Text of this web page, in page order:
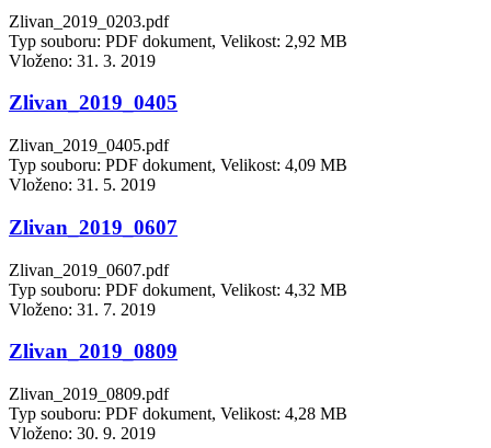
Zlivan_2019_0203.pdf
Typ souboru: PDF dokument, Velikost: 2,92 MB
Vloženo: 31. 3. 2019
Zlivan_2019_0405
Zlivan_2019_0405.pdf
Typ souboru: PDF dokument, Velikost: 4,09 MB
Vloženo: 31. 5. 2019
Zlivan_2019_0607
Zlivan_2019_0607.pdf
Typ souboru: PDF dokument, Velikost: 4,32 MB
Vloženo: 31. 7. 2019
Zlivan_2019_0809
Zlivan_2019_0809.pdf
Typ souboru: PDF dokument, Velikost: 4,28 MB
Vloženo: 30. 9. 2019